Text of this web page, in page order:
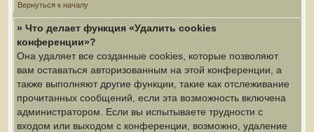
Вернуться к началу
» Что делает функция «Удалить cookies
конференции»?
Она удаляет все созданные cookies, которые позволяют
вам оставаться авторизованным на этой конференции, а
также выполняют другие функции, такие как отслеживание
прочитанных сообщений, если эта возможность включена
администратором. Если вы испытываете трудности с
входом или выходом с конференции, возможно, удаление